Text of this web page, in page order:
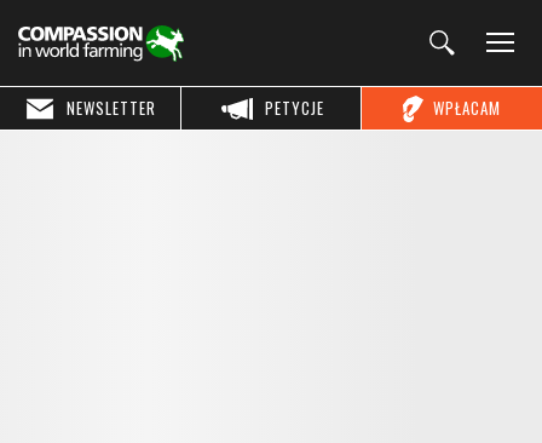
WPŁACAM
PETYCJE
NEWSLETTER